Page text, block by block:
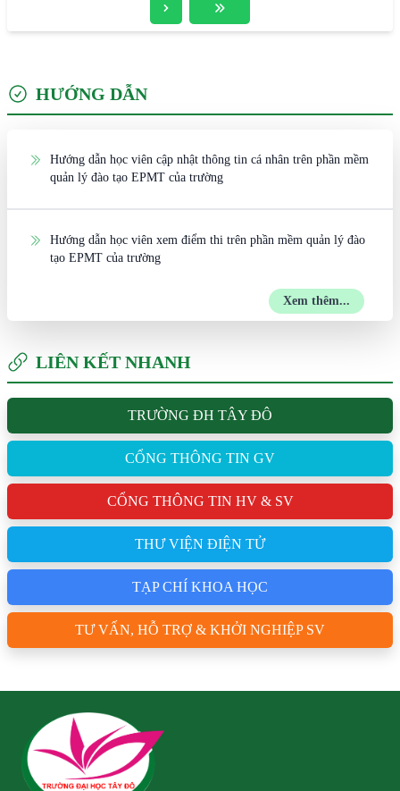
HƯỚNG DẪN
Hướng dẫn học viên cập nhật thông tin cá nhân trên phần mềm
quản lý đào tạo EPMT của trường
Hướng dẫn học viên xem điểm thi trên phần mềm quản lý đào
tạo EPMT của trường
Xem thêm...
LIÊN KẾT NHANH
TRƯỜNG ĐH TÂY ĐÔ
CỔNG THÔNG TIN GV
CỔNG THÔNG TIN HV & SV
THƯ VIỆN ĐIỆN TỬ
TẠP CHÍ KHOA HỌC
TƯ VẤN, HỖ TRỢ & KHỞI NGHIỆP SV